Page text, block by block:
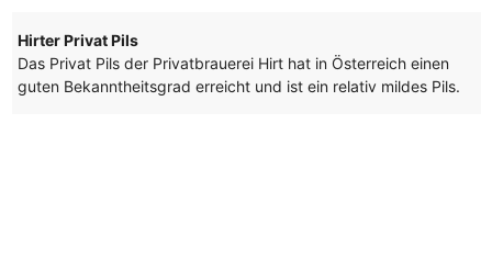
Hirter Privat Pils
Das Privat Pils der Privatbrauerei Hirt hat in Österreich einen
guten Bekanntheitsgrad erreicht und ist ein relativ mildes Pils.